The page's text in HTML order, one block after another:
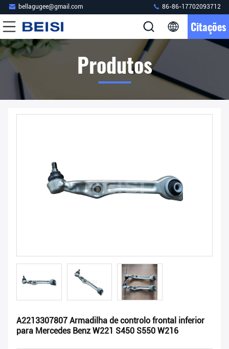
bellagugee@gmail.com 86-86-17702093712
Citações
Produtos
A2213307807 Armadilha de controlo frontal inferior
para Mercedes Benz W221 S450 S550 W216